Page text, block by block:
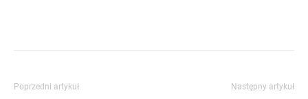
Poprzedni artykuł Następny artykuł